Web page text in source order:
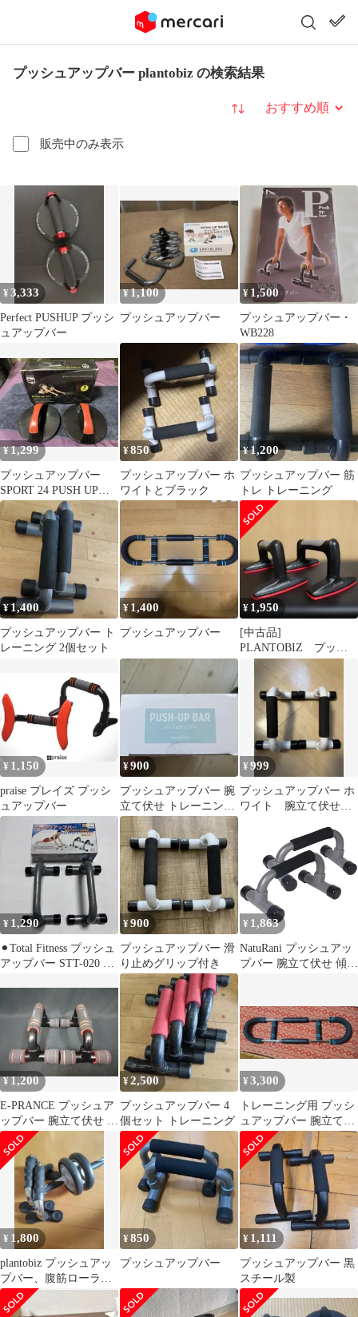
プッシュアップバー plantobiz の検索結果
販売中のみ表示
並び替え
¥3,333
Perfect PUSHUP プッシ
ュアップバー
¥1,100
プッシュアップバー
¥ 1,500
プッシュアップバー・
WB228
¥1,299
プッシュアップバー
SPORT 24 PUSH UP
BAR
¥850
プッシュアップバー ホ
ワイトとブラック
¥1,200
プッシュアップバー 筋
トレ トレーニング
¥1,400
プッシュアップバー ト
レーニング 2個セット
¥ 1,400
プッシュアップバー
¥ 1,950
[中古品]
PLANTOBIZ プッシ
ュアップバー 最新型
¥ 1,150
praise プレイズ プッシ
ュアップバー
¥900
プッシュアップバー 腕
立て伏せ トレーニング
器具
¥999
プッシュアップバー ホ
ワイト 腕立て伏せ
ズ ２個セット
¥ 1,290
⚫︎Total Fitness プッシュ
アップバー STT-020 組
¥900
プッシュアップバー 滑
り止めグリップ付き
¥ 1,863
NatuRani プッシュアッ
プバー 腕立て伏せ 傾斜
¥1,200
E-PRANCE プッシュア
ップバー 腕立て伏せ ト
レーニング 筋トレ 器具
¥2,500
プッシュアップバー 4
個セット トレーニング
¥3,300
トレーニング用 プッシ
ュアップバー 腕立て伏
せ器具
¥ 1,800
plantobiz プッシュアッ
プバー、腹筋ローラー
セット
¥850
プッシュアップバー
¥ 1,111
プッシュアップバー 黒
スチール製